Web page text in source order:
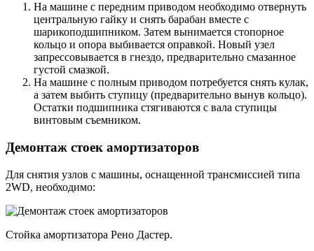
На машине с передним приводом необходимо отвернуть
центральную гайку и снять барабан вместе с
шарикоподшипником. Затем вынимается стопорное
кольцо и опора выбивается оправкой. Новый узел
запрессовывается в гнездо, предварительно смазанное
густой смазкой.
На машине с полным приводом потребуется снять кулак,
а затем выбить ступицу (предварительно вынув кольцо).
Остатки подшипника стягиваются с вала ступицы
винтовым съемником.
Демонтаж стоек амортизаторов
Для снятия узлов с машины, оснащенной трансмиссией типа
2WD, необходимо:
Стойка амортизатора Рено Дастер.